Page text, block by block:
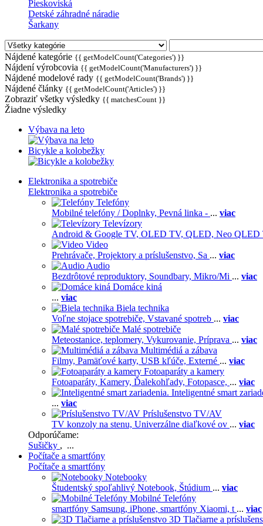
Pieskoviská
Detské záhradné náradie
Šarkany
Nájdené kategórie {{ getModelCount('Categories') }}
Nájdení výrobcovia {{ getModelCount('Manufacturers') }}
Nájdené modelové rady {{ getModelCount('Brands') }}
Nájdené články {{ getModelCount('Articles') }}
Zobraziť všetky výsledky {{ matchesCount }}
Žiadne výsledky
Výbava na leto
Bicykle a kolobežky
Elektronika a spotrebiče
Elektronika a spotrebiče
Telefóny
Mobilné telefóny / Doplnky, Pevná linka - ... viac
Televízory
Android & Google TV, OLED TV, QLED, Neo QLED
Video
Prehrávače, Projektory a príslušenstvo, Sa ... viac
Audio
Bezdrôtové reproduktory, Soundbary, Mikro/Mi ... viac
Domáce kiná
... viac
Biela technika
Voľne stojace spotrebiče, Vstavané spotreb ... viac
Malé spotrebiče
Meteostanice, teplomery, Vykurovanie, Príprava ... viac
Multimédiá a zábava
Filmy, Pamäťové karty, USB kľúče, Externé ... viac
Fotoaparáty a kamery
Fotoaparáty, Kamery, Ďalekohľady, Fotopasce, ... viac
Inteligentné smart
... viac
Príslušenstvo TV/AV
TV konzoly na stenu, Univerzálne diaľkové ov ... viac
Odporúčame:
Sušičky , ...
Počítače a smartfóny
Počítače a smartfóny
Notebooky
Študentský spoľahlivý Notebook, Štúdium ... viac
Mobilné Telefóny
smartfóny Samsung, iPhone, smartfóny Xiaomi, t ... viac
3D Tlačiarne a